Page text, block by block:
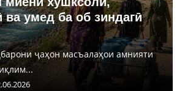
ва умед ба об зиндагӣ
ҷаҳон масъалаҳои амнияти